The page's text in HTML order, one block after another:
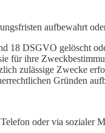
aufbewahrt
18 DSGVO gelöscht
für ihre
zulässige Zwecke
Gründen
oder via sozialer